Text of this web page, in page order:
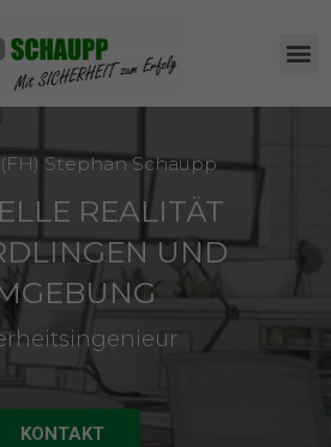
Stephan Schaupp
REALITÄT
UND
KONTAKT